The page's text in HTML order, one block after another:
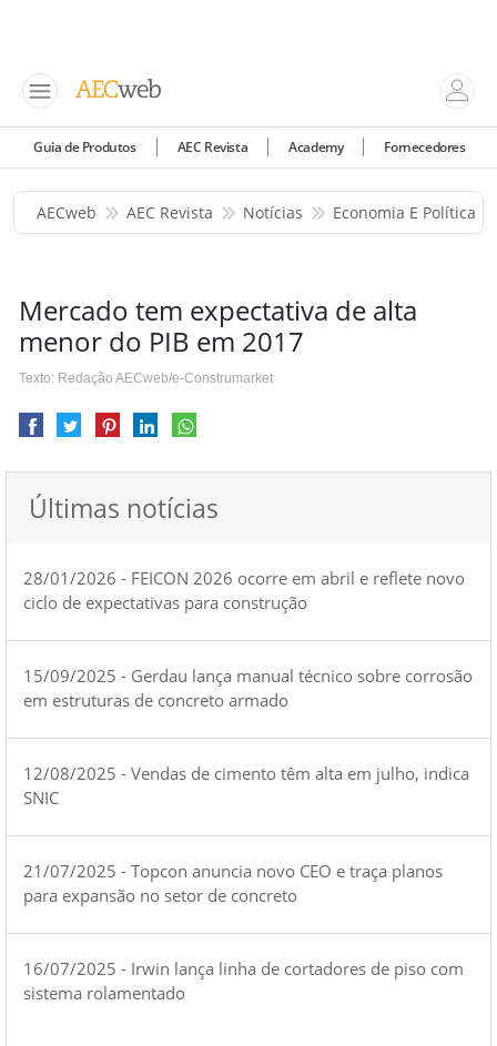
Guia de Produtos AEC Revista Academy Fornecedores
AECweb AEC Revista Notícias Economia E Política
Mercado tem expectativa de alta
menor do PIB em 2017
Texto: Redação AECweb/e-Construmarket
Últimas notícias
28/01/2026 - FEICON 2026 ocorre em abril e reflete novo
ciclo de expectativas para construção
15/09/2025 - Gerdau lança manual técnico sobre corrosão
em estruturas de concreto armado
12/08/2025 - Vendas de cimento têm alta em julho, indica
SNIC
21/07/2025 - Topcon anuncia novo CEO e traça planos
para expansão no setor de concreto
16/07/2025 - Irwin lança linha de cortadores de piso com
sistema rolamentado